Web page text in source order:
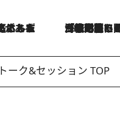
2026.8.3
「住宅建てられない…」「サーチャージ料の高値が続いている」ホルムズ海峡封鎖による影響はいつまで続く？《エネル
トーク&セッション TOP